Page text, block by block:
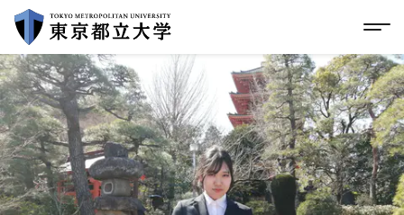
イ
ン
コ
ン
テ
ン
ツ
に
ス
キ
グローバルメニューにスキップ メ